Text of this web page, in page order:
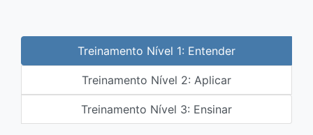
Treinamento Nível 1: Entender
Treinamento Nível 2: Aplicar
Treinamento Nível 3: Ensinar